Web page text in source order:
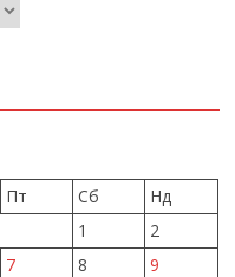
Пт Сб
Нд
1
2
7 8
9